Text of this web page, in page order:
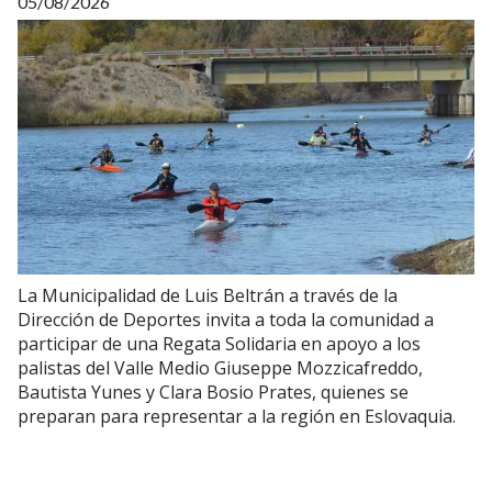
La Municipalidad de Luis Beltrán a través de la
Dirección de Deportes invita a toda la comunidad a
participar de una Regata Solidaria en apoyo a los
palistas del Valle Medio Giuseppe Mozzicafreddo,
Bautista Yunes y Clara Bosio Prates, quienes se
preparan para representar a la región en Eslovaquia.